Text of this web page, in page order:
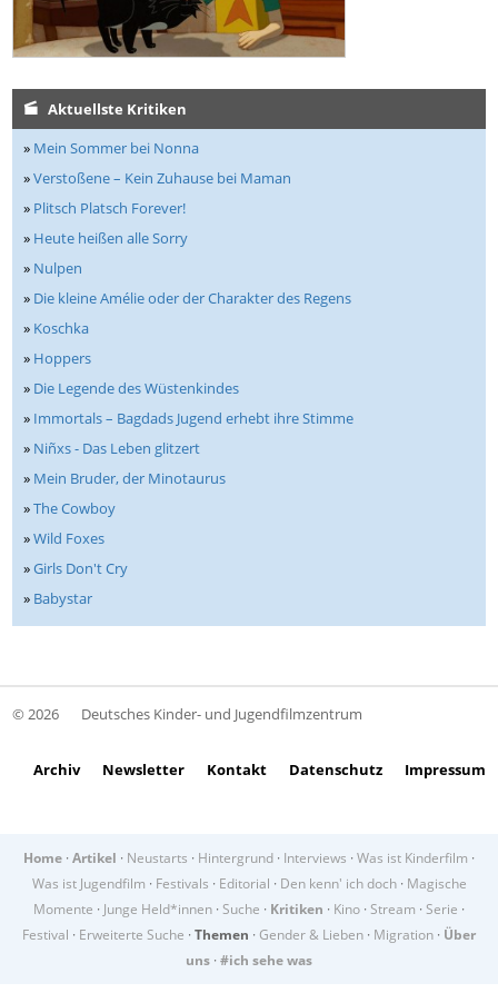
Aktuellste Kritiken
» Mein Sommer bei Nonna
»Verstoßene – Kein Zuhause bei Maman
» Plitsch Platsch Forever!
» Heute heißen alle Sorry
» Nulpen
» Die kleine Amélie oder der Charakter des Regens
» Koschka
» Hoppers
» Die Legende des Wüstenkindes
» Immortals – Bagdads Jugend erhebt ihre Stimme
» Niñxs - Das Leben glitzert
» Mein Bruder, der Minotaurus
»The Cowboy
»Wild Foxes
»Girls Don't Cry
» Babystar
© 2026 Deutsches Kinder- und Jugendfilmzentrum
Archiv Newsletter Kontakt Datenschutz Impressum
Home · Artikel · Neustarts · Hintergrund · Interviews · Was ist Kinderfilm ·
Was ist Jugendfilm · Festivals · Editorial · Den kenn' ich doch· Magische
Momente · Junge Held*innen · Suche · Kritiken · Kino · Stream · Serie ·
Festival · Erweiterte Suche · Themen · Gender & Lieben · Migration · Über
uns · #ich sehe was